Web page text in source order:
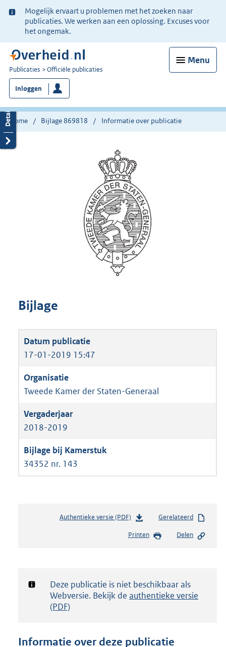
Ter
informatie:
Mogelijk ervaart u problemen met het zoeken naar
publicaties. We werken aan een oplossing. Excuses voor
het ongemak.
Menu
U
bent
nu
hier:
Publicaties Officiële publicaties
Inloggen
Home Bijlage 869818 Informatie over publicatie
Bijlage
17-01-2019 15:47
Tweede Kamer der Staten-Generaal
2018-2019
34352 nr. 143
Authentieke versie (PDF)b
s
d
g
t
Gerelateerd
Printen Delen
Notificatie:
Deze publicatie is niet beschikbaar als
Webversie. Bekijk de authentieke versie
(PDF)
Informatie over deze publicatie